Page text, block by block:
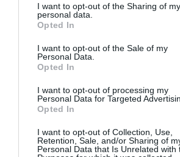
not limited to your visit or usage
grant or deny consent to Google and its
use your data for below specified
consent section.
I want to opt-out of the Sharing of my
personal data.
Opted In
I want to opt-out of the Sale of my
Personal Data.
Opted In
I want to opt-out of processing my
Personal Data for Targeted
Opted In
I want to opt-out of Collection, Use,
Retention, Sale, and/or Sharing of
Personal Data that Is Unrelated with
Το σχέδιο του Ισραήλ για
ΤΟ ΠΑΡΟΝ: Ρυθμιστής ο Αντώνης
Ματθαίου
Προβληματίζει το κύμα φυγής των
Αντίστροφη μέτρηση για το
Ιστορική ελληνική παρουσία στο